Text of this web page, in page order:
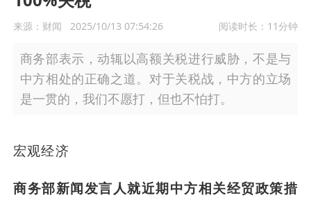
来源：财闻 2025/10/13 07:54:26 阅读时长： 11分钟
商务部表示，动辄以高额关税进行威胁，不是与
中方相处的正确之道。对于关税战，中方的立场
是一贯的，我们不愿打，但也不怕打。
宏观经济
商务部新闻发言人就近期中方相关经贸政策措